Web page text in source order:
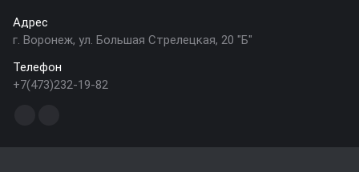
Адрес
г. Воронеж, ул. Большая Стрелецкая, 20 "Б"
Телефон
+7(473)232-19-82